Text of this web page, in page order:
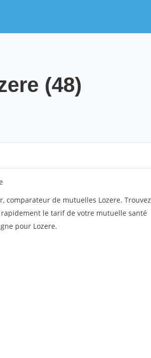
(48)
comparateur de mutuelles Lozere. Trouvez
le tarif de votre mutuelle santé
pour Lozere.